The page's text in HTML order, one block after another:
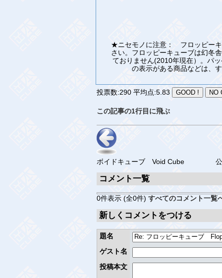
★ニセモノに注意： フロッピーキ
さい。フロッピーキューブは幻冬
ておりません(2010年現在）。パ
の表示がある商品などは、
投票数:290 平均点:5.83
この記事の1行目に飛ぶ
ボイドキューブ Void Cube
コメント一覧
0件表示 (全0件) すべてのコメント一覧
新しくコメントをつける
題名
ゲスト名
投稿本文